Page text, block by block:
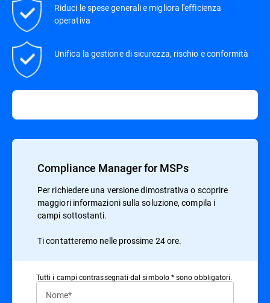
Riduci le spese generali e migliora l'efficienza
operativa
Unifica la gestione di sicurezza, rischio e conformità
Compliance Manager for MSPs
Per richiedere una versione dimostrativa o scoprire
maggiori informazioni sulla soluzione, compila i
campi sottostanti.
Ti contatteremo nelle prossime 24 ore.
Tutti i campi contrassegnati dal simbolo * sono obbligatori.
Nome*